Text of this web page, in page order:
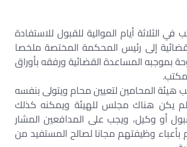
الثلاثة أيام الموالية للقبول للاستفادة
إلى رئيس المحكمة المختصة ملخصا
بموجبه المساعدة القضائية ورفقه بأوراق
هيئة المحامين لتعيين محام ويتولى بنفسه
لم يكن هناك مجلس للهيئة ويمكنه كذلك
أو وكيل، ويجب على المدافعين المشار
بأعباء وظيفتهم مجانا لصالح المستفيد من